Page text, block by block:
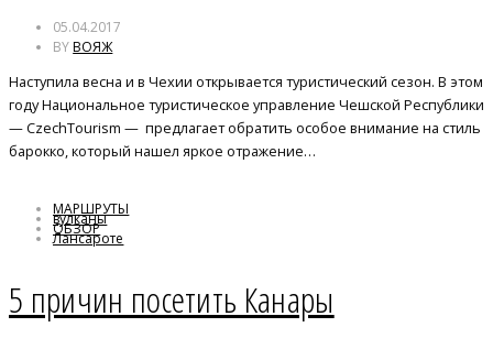
05.04.2017
BYВОЯЖ
Наступила весна и в Чехии открывается туристический сезон. В этом
году Национальное туристическое управление Чешской Республики
— CzechTourism — предлагает обратить особое внимание на стиль
барокко, который нашел яркое отражение…
МАРШРУТЫ
ОБЗОР
вулканы
Лансароте
5 причин посетить Канары